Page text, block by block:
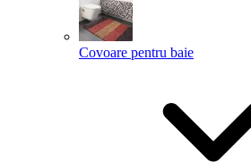
Covoare pentru baie